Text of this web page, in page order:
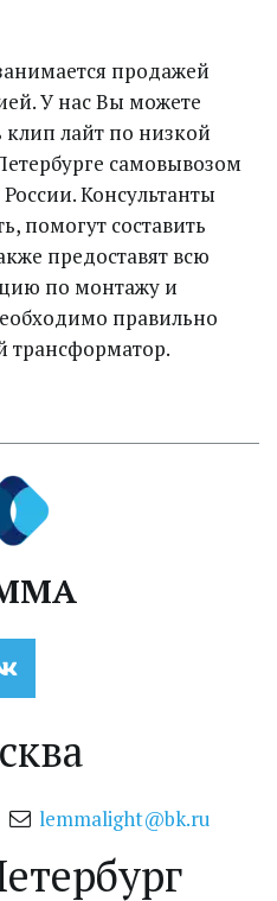
продажей
У нас Вы можете
клип лайт по низкой
самовывозом
Консультанты
помогут составить
предоставят всю
по монтажу и
правильно
lemmalight@bk.ru